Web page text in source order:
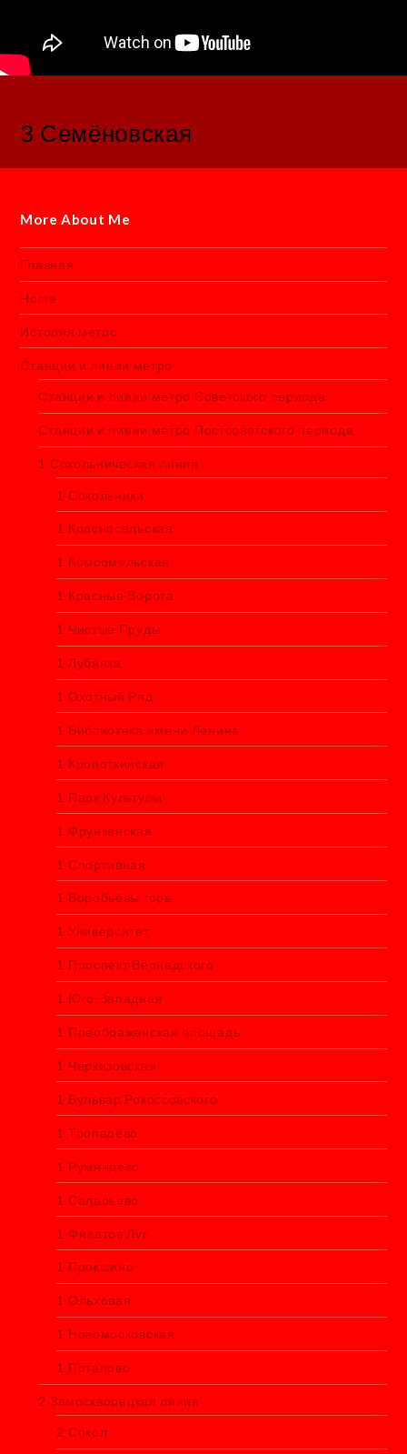
3 Семёновская
More About Me
Главная
Home
История метро
Станции и линии метро
Станции и линии метро Советского периода
Станции и линии метро Постсоветского периода
1 Сокольническая линия
1 Сокольники
1 Красносельская
1 Комсомольская
1 Красные Ворота
1 Чистые Пруды
1 Лубянка
1 Охотный Ряд
1 Библиотека имени Ленина
1 Кропоткинская
1 Парк Культуры
1 Фрунзенская
1 Спортивная
1 Воробьёвы горы
1 Университет
1 Проспект Вернадского
1 Юго-Западная
1 Преображенская площадь
1 Черкизовская
1 Бульвар Рокоссовского
1 Тропарёво
1 Румянцево
1 Саларьево
1 Филатов Луг
1 Прокшино
1 Ольховая
1 Новомосковская
1 Потапово
2 Замоскворецкая линия
2 Сокол